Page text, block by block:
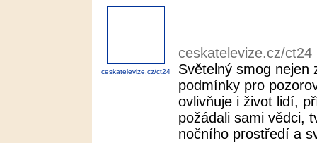
ceskatelevize.cz/ct24
ceskatelevize.cz/ct24
Světelný smog nejen
podmínky pro
ovlivňuje i život lidí,
požádali sami vědci,
nočního prostředí a